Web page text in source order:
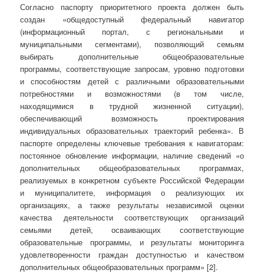
Согласно паспорту приоритетного проекта должен быть
создан «общедоступный федеральный навигатор
(информационный портал, с региональными и
муниципальными сегментами), позволяющий семьям
выбирать дополнительные общеобразовательные
программы, соответствующие запросам, уровню подготовки
и способностям детей с различными образовательными
потребностями и возможностями (в том числе,
находящимися в трудной жизненной ситуации),
обеспечивающий возможность проектирования
индивидуальных образовательных траекторий ребенка». В
паспорте определены ключевые требования к навигаторам:
постоянное обновление информации, наличие сведений «о
дополнительных общеобразовательных программах,
реализуемых в конкретном субъекте Российской Федерации
и муниципалитете, информация о реализующих их
организациях, а также результаты независимой оценки
качества деятельности соответствующих организаций
семьями детей, осваивающих соответствующие
образовательные программы, и результаты мониторинга
удовлетворенности граждан доступностью и качеством
дополнительных общеобразовательных программ» [2].